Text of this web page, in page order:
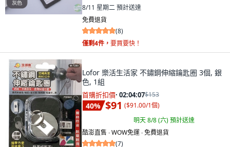
8/11 星期二預計送達
免費退貨
(8)
僅剩4件， 要買要快！
Lofor 樂活生活家 不鏽鋼伸縮鑰匙圈 3個, 銀
色, 1組
首購折扣價· 02:04:05$153
40% $91 ($91.00/1個)
明天 8/8 (六)預計送達
酷澎直售 ∙ WOW免運 ∙ 免費退貨
(7)